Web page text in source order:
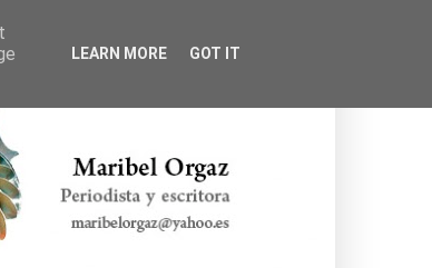
LEARN MORE GOT IT